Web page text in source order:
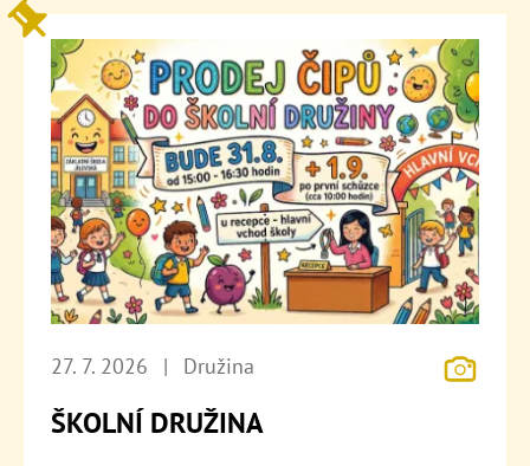
27. 7. 2026 | Družina
ŠKOLNÍ DRUŽINA